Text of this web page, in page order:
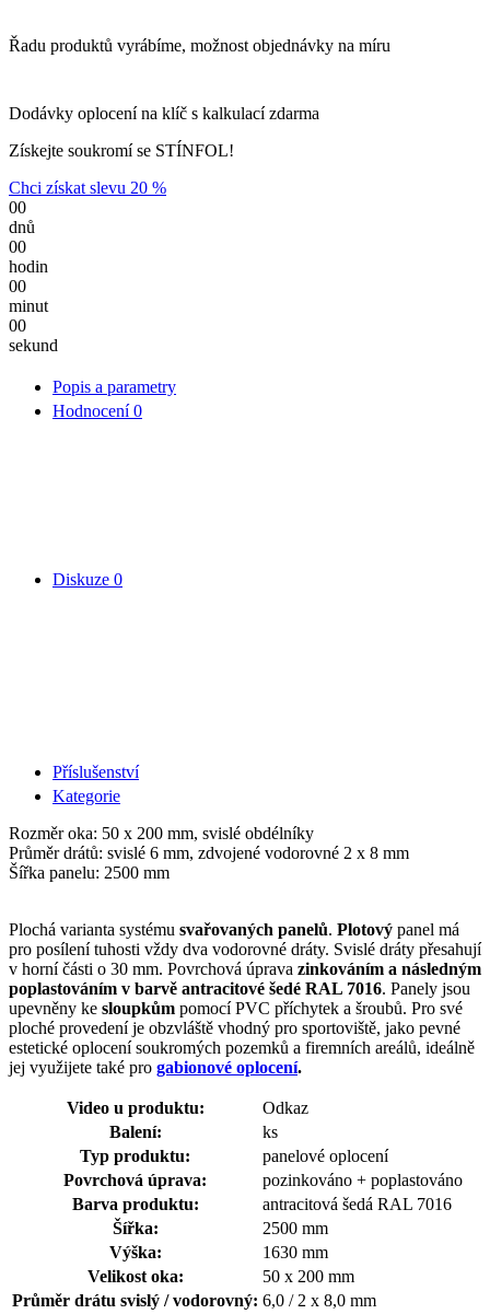
Řadu produktů vyrábíme, možnost objednávky na míru
Dodávky oplocení na klíč s kalkulací zdarma
Získejte soukromí se STÍNFOL!
Chci získat slevu 20 %
00
dnů
00
hodin
00
minut
00
sekund
Popis a parametry
Hodnocení0
Diskuze 0
Příslušenství
Kategorie
Rozměr oka: 50 x 200 mm, svislé obdélníky
Průměr drátů: svislé 6 mm, zdvojené vodorovné 2 x 8 mm
Šířka panelu: 2500 mm
Plochá varianta systému svařovaných panelů. Plotový panel má
pro posílení tuhosti vždy dva vodorovné dráty. Svislé dráty přesahují
v horní části o 30 mm. Povrchová úprava zinkováním a následným
poplastováním v barvě antracitové šedé RAL 7016. Panely jsou
upevněny ke sloupkům pomocí PVC příchytek a šroubů. Pro své
ploché provedení je obzvláště vhodný pro sportoviště, jako pevné
estetické oplocení soukromých pozemků a firemních areálů, ideálně
jej využijete také pro gabionové oplocení.
Video u produktu:
Odkaz
Balení:
ks
Typ produktu:
panelové oplocení
Povrchová úprava:
pozinkováno + poplastováno
Barva produktu:
antracitová šedá RAL 7016
Šířka:
2500 mm
Výška:
1630 mm
Velikost oka:
50 x 200 mm
Průměr drátu svislý / vodorovný: 6,0 / 2 x 8,0 mm